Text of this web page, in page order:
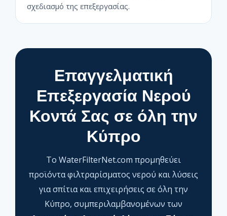
σχεδιασμό της επεξεργασίας.
Επαγγελματική
Επεξεργασία Νερού
Κοντά Σας σε όλη την
Κύπρο
Το WaterFilterNet.com προμηθεύει
προϊόντα φιλτραρίσματος νερού και λύσεις
για σπίτια και επιχειρήσεις σε όλη την
Κύπρο, συμπεριλαμβανομένων των